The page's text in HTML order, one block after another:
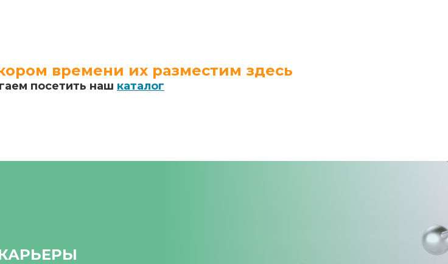
времени их разместим здесь
посетить наш каталог